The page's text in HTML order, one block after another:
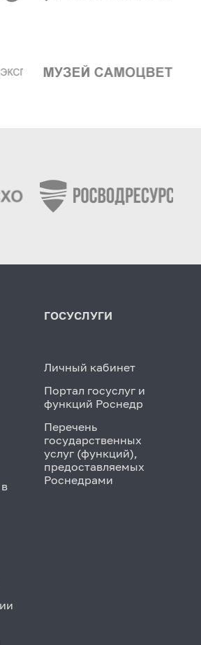
ГОСУСЛУГИ
Личный кабинет
Портал госуслуг и
функций Роснедр
Перечень
государственных
услуг (функций),
предоставляемых
Роснедрами